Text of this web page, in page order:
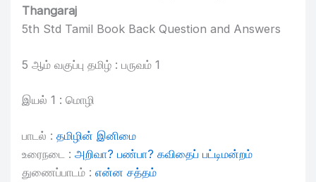
Thangaraj
5th Std Tamil Book Back Question and Answers
5 ஆம் வகுப்பு தமிழ் : பருவம் 1
இயல் 1 : மொழி
பாடல் :தமிழின் இனிமை
உரைநடை :அறிவா? பண்பா? கவிதைப் பட்டிமன்றம்
துணைப்பாடம் :என்ன சத்தம்